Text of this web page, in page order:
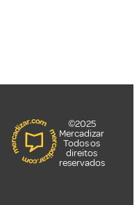
©2025
Mercadizar
Todos os
direitos
reservados